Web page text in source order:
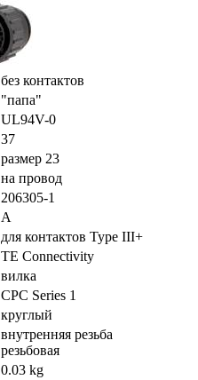
без контактов
"папа"
UL94V-0
37
размер 23
на провод
206305-1
A
для контактов Type III+
TE Connectivity
вилка
CPC Series 1
круглый
внутренняя резьба
резьбовая
0.03 kg